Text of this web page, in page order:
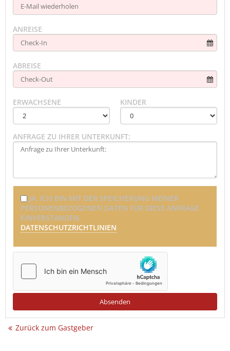
ANREISE
ABREISE
ERWACHSENE KINDER
ANFRAGE ZU IHRER UNTERKUNFT:
JA, ICH BIN MIT DER SPEICHERUNG MEINER
PERSONENBEZOGENEN DATEN FÜR DIESE ANFRAGE
EINVERSTANDEN.
DATENSCHUTZRICHTLINIEN
Zurück zum Gastgeber